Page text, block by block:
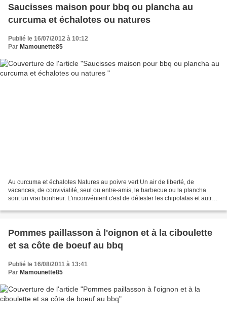
Saucisses maison pour bbq ou plancha au
curcuma et échalotes ou natures
Publié le 16/07/2012 à 10:12
Par Mamounette85
Au curcuma et échalotes Natures au poivre vert Un air de liberté, de
vacances, de convivialité, seul ou entre-amis, le barbecue ou la plancha
sont un vrai bonheur. L'inconvénient c'est de détester les chipolatas et autres
Pommes paillasson à l'oignon et à la ciboulette
et sa côte de boeuf au bbq
Publié le 16/08/2011 à 13:41
Par Mamounette85